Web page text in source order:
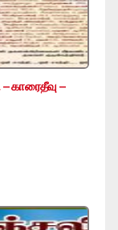
காரைதீவு –